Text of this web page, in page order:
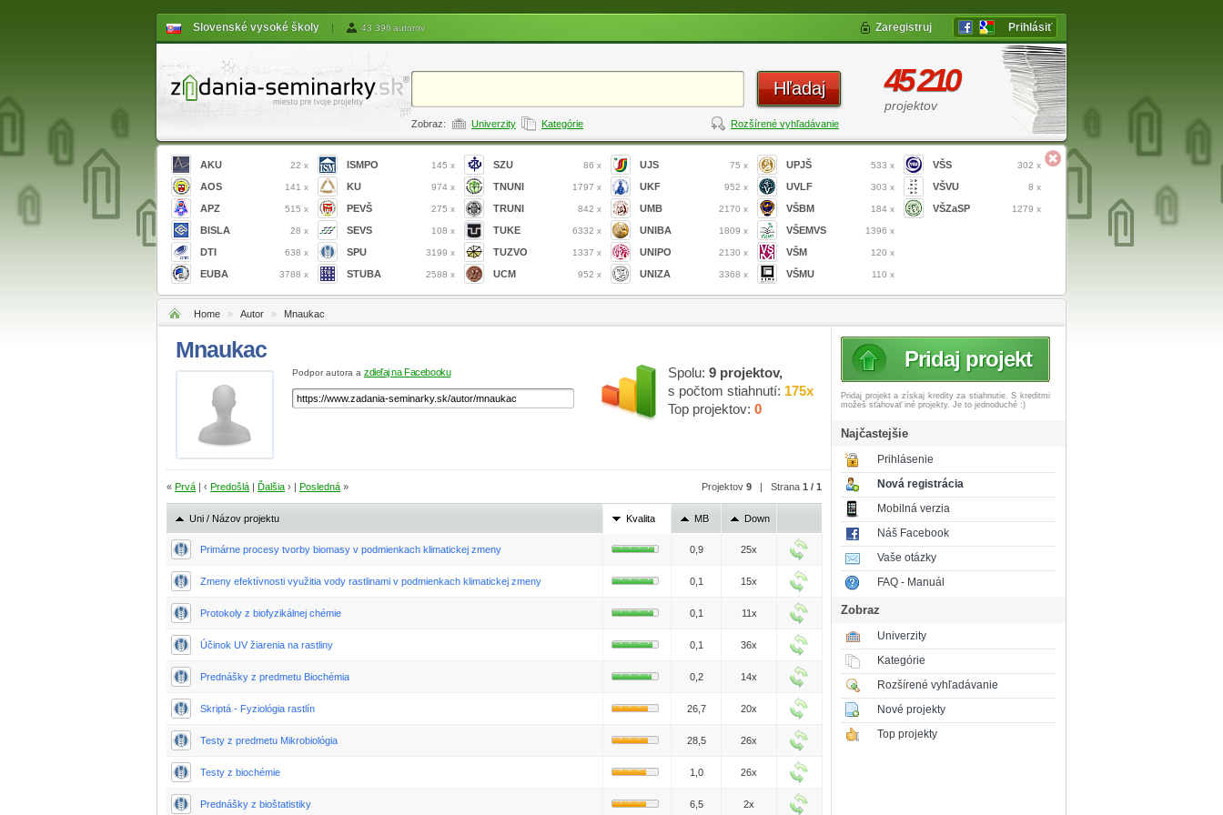
Slovenské vysoké školy | 43 396 autorov Zaregistruj Prihlásiť
Hľadaj
Zobraz: Univerzity Kategórie Rozšírené vyhľadávanie
45 210
projektov
AKU 22 x
AOS 141 x
APZ 515 x
BISLA 28 x
DTI 638 x
EUBA 3788 x
ISMPO 145 x
KU 974 x
PEVŠ 275 x
SEVS 108 x
SPU 3199 x
STUBA 2588 x
SZU 86 x
TNUNI 1797 x
TRUNI 842 x
TUKE 6332 x
TUZVO 1337 x
UCM 952 x
UJS 75 x
UKF 952 x
UMB 2170 x
UNIBA 1809 x
UNIPO 2130 x
UNIZA 3368 x
UPJŠ 533 x
UVLF 303 x
VŠBM 184 x
VŠEMVS 1396 x
VŠM 120 x
VŠMU 110 x
VŠS 302 x
VŠVU 8 x
VŠZaSP 1279 x
Home » Autor » Mnaukac
Mnaukac
Podpor autora a zdieľaj na Facebooku Spolu: 9 projektov,
s počtom stiahnutí: 175x
Top projektov: 0
« Prvá | ‹ Predošlá | Ďalšia › | Posledná » Projektov 9 | Strana 1 / 1
Uni / Názov projektu Kvalita MB Down
Primárne procesy tvorby biomasy v podmienkach klimatickej zmeny 0,9 25x
Zmeny efektívnosti využitia vody rastlinami v podmienkach klimatickej zmeny 0,1 15x
Protokoly z biofyzikálnej chémie 0,1 11x
Účinok UV žiarenia na rastliny 0,1 36x
Prednášky z predmetu Biochémia 0,2 14x
Skriptá - Fyziológia rastlín 26,7 20x
Testy z predmetu Mikrobiológia 28,5 26x
Testy z biochémie 1,0 26x
Prednášky z bioštatistiky 6,5 2x
Pridaj projekt
Pridaj projekt a získaj kredity za stiahnutie. S kreditmi
možeš sťahovať iné projekty. Je to jednoduché :)
Najčastejšie
Prihlásenie
Nová registrácia
Mobilná verzia
Náš Facebook
Vaše otázky
FAQ - Manuál
Zobraz
Univerzity
Kategórie
Rozšírené vyhľadávanie
Nové projekty
Top projekty